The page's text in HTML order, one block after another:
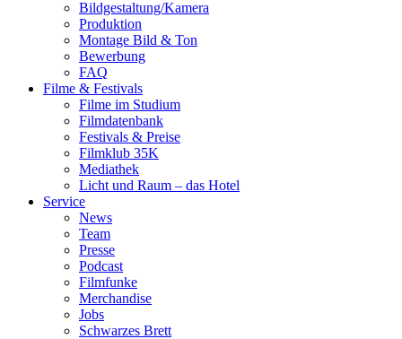
Bildgestaltung/​​Kamera
Pro­duk­ti­on
Mon­ta­ge Bild & Ton
Bewer­bung
FAQ
Fil­me & Fes­ti­vals
Fil­me im Stu­di­um
Film­da­ten­bank
Fes­ti­vals & Prei­se
Film­klub 35K
Media­thek
Licht und Raum – das Hotel
Ser­vice
News
Team
Pres­se
Pod­cast
Film­fun­ke
Mer­chan­di­se
Jobs
Schwar­zes Brett